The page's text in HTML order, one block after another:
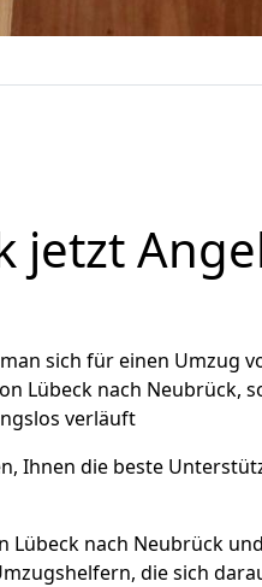
jetzt
sich für einen Umzug
Lübeck nach Neubrück,
verläuft
Ihnen die beste
Lübeck nach Neubrück
die sich